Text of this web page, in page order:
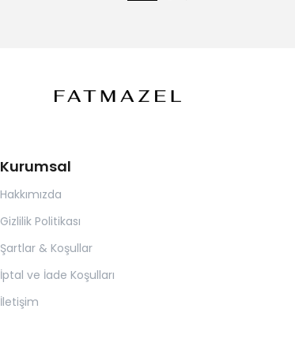
Kurumsal
Hakkımızda
Gizlilik Politikası
Şartlar & Koşullar
İptal ve İade Koşulları
İletişim